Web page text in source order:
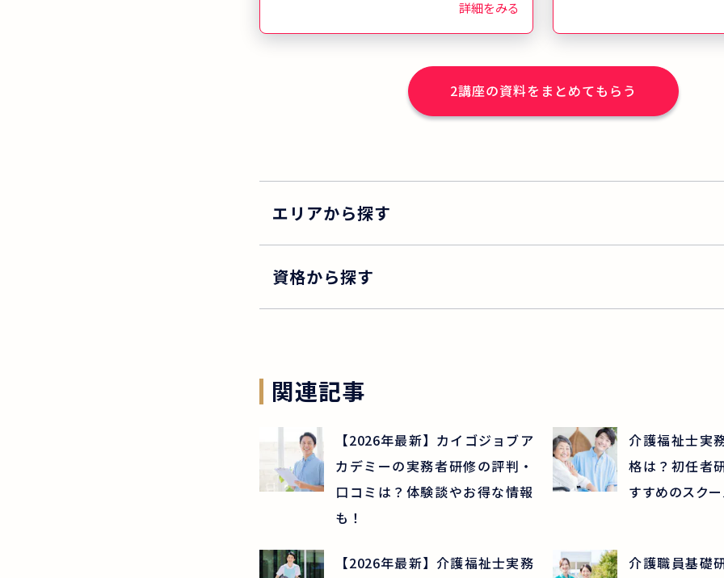
では、北海道から沖縄まで全
研修を開講しています。 「一
人でも多くの方が受講し、介
業所や貸会議室をお借りし開
詳細をみる
2講座の資料をまとめてもらう
エリアから探す
資格から探す
関連記事
【2026年最新】カイゴジョブア
カデミーの実務者研修の評判・
口コミは？体験談やお得な情報
も！
介護福祉士実
格は？初任者
すすめのスクー
【2026年最新】介護福祉士実務
介護職員基礎